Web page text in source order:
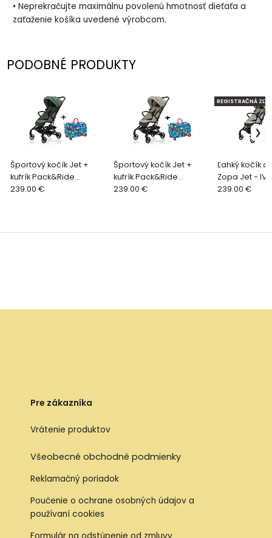
• Neprekračujte maximálnu povolenú hmotnosť dieťaťa a
zaťaženie košíka uvedené výrobcom.
PODOBNÉ PRODUKTY
Športový kočík Jet +
kufrík Pack&Ride
ZDARMA, Rocky Green
239.00 €
Športový kočík Jet +
kufrík Pack&Ride
ZDARMA, Boss Grey
239.00 €
Ľahký kočík
Zopa Jet -
REGISTRAČNÁ
239.00 €
Pre zákazníka
Vrátenie produktov
Všeobecné obchodné podmienky
Reklamačný poriadok
Poučenie o ochrane osobných údajov a
používaní cookies
Formulár na odstúpenie od zmluvy